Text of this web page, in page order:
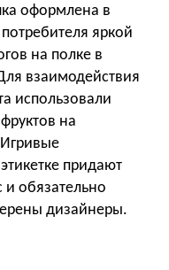
оформлена в
яркой
на полке в
взаимодействия
использовали
на
придают
обязательно
дизайнеры.